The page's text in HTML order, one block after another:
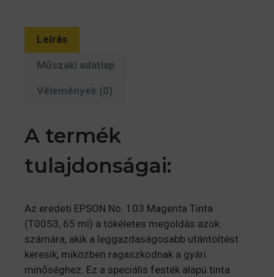
Leírás
Műszaki adatlap
Vélemények (0)
A termék
tulajdonságai:
Az eredeti EPSON No. 103 Magenta Tinta
(T00S3, 65 ml) a tökéletes megoldás azok
számára, akik a leggazdaságosabb utántöltést
keresik, miközben ragaszkodnak a gyári
minőséghez. Ez a speciális festék alapú tinta